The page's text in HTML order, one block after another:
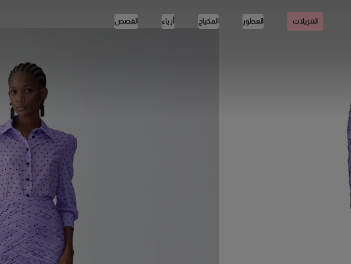
التنزيلات العطور المكياج أزياء القصص